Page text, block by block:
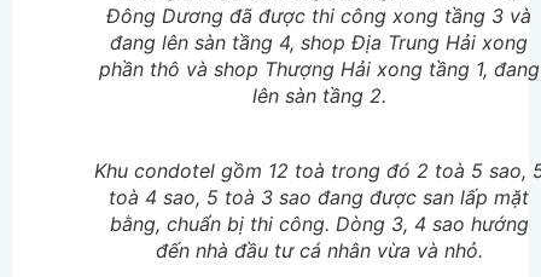
Đông Dương đã được thi công xong tầng 3 và
đang lên sàn tầng 4, shop Địa Trung Hải xong
phần thô và shop Thượng Hải xong tầng 1, đang
lên sàn tầng 2.
Khu condotel gồm 12 toà trong đó 2 toà 5 sao,
toà 4 sao, 5 toà 3 sao đang được san lấp mặt
bằng, chuẩn bị thi công. Dòng 3, 4 sao hướng
đến nhà đầu tư cá nhân vừa và nhỏ.